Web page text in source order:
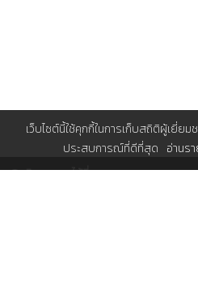
ติดตามเราได้ที่
เว็บไซต์นี้ใช้คุกกี้ในการเก็บสถิติผู้เยี่ย
ประสบการณ์ที่ดีที่สุด อ่านร